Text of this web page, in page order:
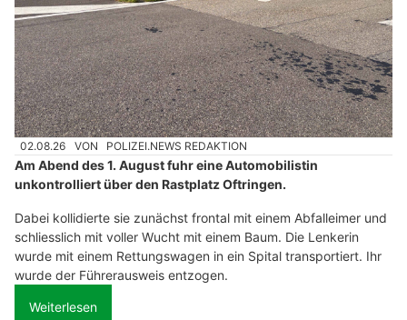
02.08.26 VON POLIZEI.NEWS REDAKTION
Am Abend des 1. August fuhr eine Automobilistin
unkontrolliert über den Rastplatz Oftringen.
Dabei kollidierte sie zunächst frontal mit einem Abfalleimer und
schliesslich mit voller Wucht mit einem Baum. Die Lenkerin
wurde mit einem Rettungswagen in ein Spital transportiert. Ihr
wurde der Führerausweis entzogen.
Weiterlesen